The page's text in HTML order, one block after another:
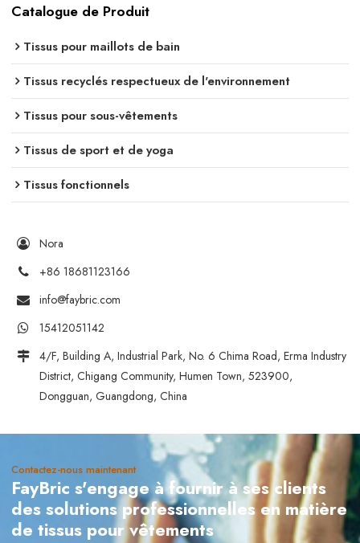
Catalogue de Produit
Tissus pour maillots de bain
Tissus recyclés respectueux de l'environnement
Tissus pour sous-vêtements
Tissus de sport et de yoga
Tissus fonctionnels
Nora
+86 18681123166
info@faybric.com
15412051142
4/F, Building A, Industrial Park, No. 6 Chima Road, Erma Industry
District, Chigang Community, Humen Town, 523900,
Dongguan, Guangdong, China
Contactez-nous maintenant
FayBric s'engage à fournir à ses clients
des solutions professionnelles en matière
de tissus pour vêtements